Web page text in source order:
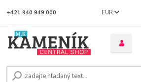
EUR
+421 940 949 000